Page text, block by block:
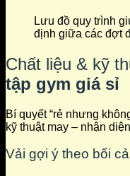
Lưu đồ quy trình
định giữa các đợt
Chất liệu & kỹ
tập gym giá sỉ
Bí quyết “rẻ nhưng
kỹ thuật may – nhận
Vải gợi ý theo bối